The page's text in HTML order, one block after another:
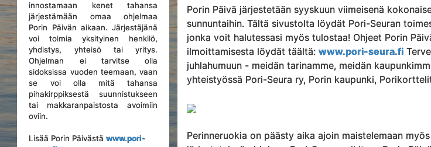
innostamaan kenet tahansa
järjestämään omaa ohjelmaa
Porin Päivän aikaan. Järjestäjänä
voi toimia yksityinen henkilö,
yhdistys, yhteisö tai yritys.
Ohjelman ei tarvitse olla
sidoksissa vuoden teemaan, vaan
se voi olla mitä tahansa
pihakirppiksestä suunnistukseen
tai makkaranpaistosta avoimiin
oviin.
Lisää Porin Päivästäwww.pori-
Porin Päivä järjestetään syyskuun viimeisenä
sunnuntaihin. Tältä sivustolta löydät Pori-Seuran
jonka voit halutessasi myös tulostaa! Ohjeet Porin
ilmoittamisesta löydät täältä: www.pori-seura.fi
juhlahumuun - meidän tarinamme, meidän
yhteistyössä Pori-Seura ry, Porin kaupunki,
Perinneruokia on päästy aika ajoin maistelemaan